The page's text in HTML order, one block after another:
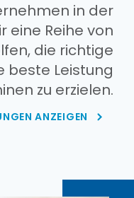
in der
eine Reihe von
die richtige
beste Leistung
zu erzielen.
ANZEIGEN